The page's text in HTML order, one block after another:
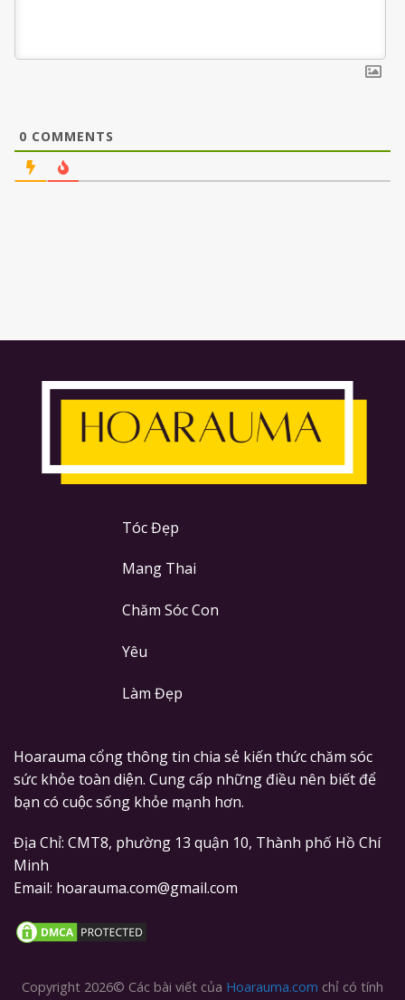
0 COMMENTS
Tóc Đẹp
Mang Thai
Chăm Sóc Con
Yêu
Làm Đẹp
Hoarauma cổng thông tin chia sẻ kiến thức chăm sóc
sức khỏe toàn diện. Cung cấp những điều nên biết để
bạn có cuộc sống khỏe mạnh hơn.
Địa Chỉ: CMT8, phường 13 quận 10, Thành phố Hồ Chí
Minh
Email: hoarauma.com@gmail.com
Copyright 2026© Các bài viết của Hoarauma.com chỉ có tính